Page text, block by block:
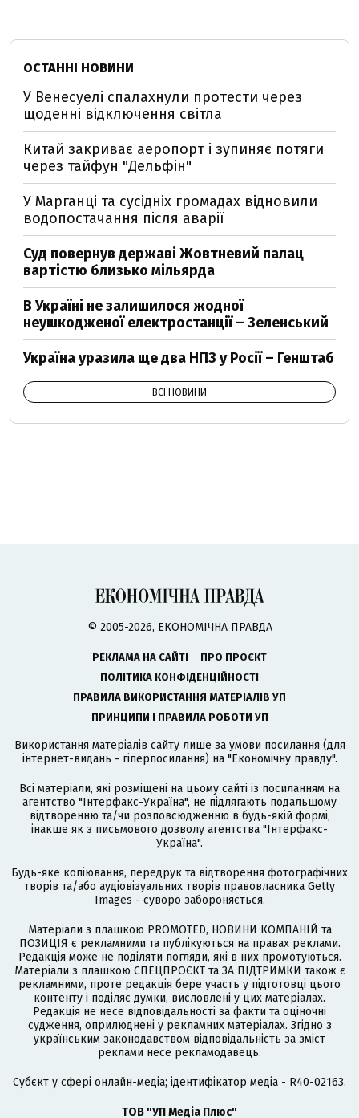
ОСТАННІ НОВИНИ
У Венесуелі спалахнули протести через
щоденні відключення світла
Китай закриває аеропорт і зупиняє потяги
через тайфун "Дельфін"
У Марганці та сусідніх громадах відновили
водопостачання після аварії
Суд повернув державі Жовтневий палац
вартістю близько мільярда
В Україні не залишилося жодної
неушкодженої електростанції – Зеленський
Україна уразила ще два НПЗ у Росії – Генштаб
ВСІ НОВИНИ
© 2005-2026, ЕКОНОМІЧНА ПРАВДА
РЕКЛАМА НА САЙТІ
ПРО ПРОЄКТ
ПОЛІТИКА КОНФІДЕНЦІЙНОСТІ
ПРАВИЛА ВИКОРИСТАННЯ МАТЕРІАЛІВ УП
ПРИНЦИПИ І ПРАВИЛА РОБОТИ УП
Використання матеріалів сайту лише за умови посилання (для
інтернет-видань - гіперпосилання) на "Економічну правду".
Всі матеріали, які розміщені на цьому сайті із посиланням на
агентство "Інтерфакс-Україна", не підлягають подальшому
відтворенню та/чи розповсюдженню в будь-якій формі,
інакше як з письмового дозволу агентства "Інтерфакс-
Україна".
Будь-яке копіювання, передрук та відтворення фотографічних
творів та/або аудіовізуальних творів правовласника Getty
Images - суворо забороняється.
Матеріали з плашкою PROMOTED, НОВИНИ КОМПАНІЙ та
ПОЗИЦІЯ є рекламними та публікуються на правах реклами.
Редакція може не поділяти погляди, які в них промотуються.
Матеріали з плашкою СПЕЦПРОЄКТ та ЗА ПІДТРИМКИ також є
рекламними, проте редакція бере участь у підготовці цього
контенту і поділяє думки, висловлені у цих матеріалах.
Редакція не несе відповідальності за факти та оціночні
судження, оприлюднені у рекламних матеріалах. Згідно з
українським законодавством відповідальність за зміст
реклами несе рекламодавець.
Cубєкт у сфері онлайн-медіа; ідентифікатор медіа - R40-02163.
ТОВ "УП Медіа Плюс"